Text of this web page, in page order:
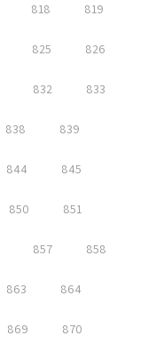
818 819
825 826
832 833
838 839
844 845
850 851
857 858
863 864
869 870